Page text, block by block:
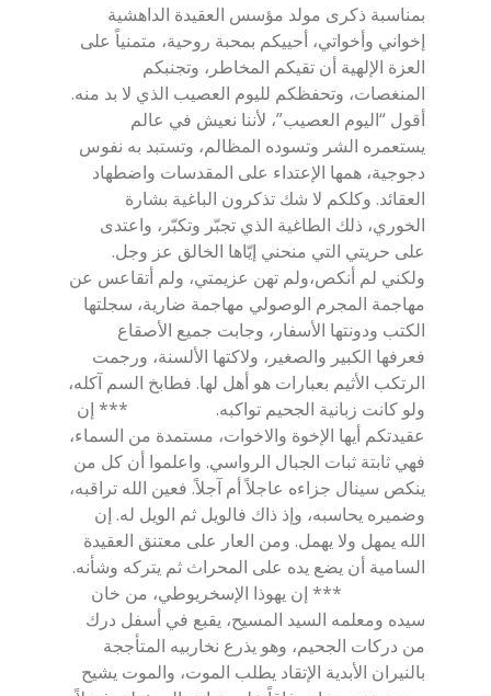
بمناسبة ذكرى مولد مؤسس العقيدة الداهشية
إخواني وأخواتي، أحييكم بمحبة روحية، متمنياً على
العزة الإلهية أن تقيكم المخاطر، وتجنبكم
المنغصات، وتحفظكم لليوم العصيب الذي لا بد منه.
أقول “اليوم العصيب”، لأننا نعيش في عالم
يستعمره الشر وتسوده المظالم، وتستبد به نفوس
دجوجية، همها الإعتداء على المقدسات واضطهاد
العقائد. وكلكم لا شك تذكرون الباغية بشارة
الخوري، ذلك الطاغية الذي تجبّر وتكبّر، واعتدى
على حريتي التي منحني إيّاها الخالق عز وجل.
ولكني لم أنكص،ولم تهن عزيمتي، ولم أتقاعس عن
مهاجمة المجرم الوصولي مهاجمة ضارية، سجلتها
الكتب ودونتها الأسفار، وجابت جميع الأصقاع
فعرفها الكبير والصغير، ولاكتها الألسنة، ورجمت
الرتكب الأثيم بعبارات هو أهل لها. فطابخ السم آكله،
ولو كانت زبانية الجحيم تواكبه. *** إن
عقيدتكم أيها الإخوة والاخوات، مستمدة من السماء،
فهي ثابتة ثبات الجبال الرواسي. واعلموا أن كل من
ينكص سينال جزاءه عاجلاً أم آجلاً. فعين الله تراقبه،
وضميره يحاسبه، وإذ ذاك فالويل ثم الويل له. إن
الله يمهل ولا يهمل. ومن العار على معتنق العقيدة
السامية أن يضع يده على المحراث ثم يتركه وشأنه.
*** إن يهوذا الإسخريوطي، من خان
سيده ومعلمه السيد المسيح، يقبع في أسفل درك
من دركات الجحيم، وهو يذرع نخاربيه المتأججة
بالنيران الأبدية الإتقاد يطلب الموت، والموت يشيح